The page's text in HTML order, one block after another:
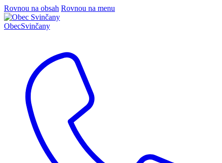
Rovnou na obsah Rovnou na menu
ObecSvinčany